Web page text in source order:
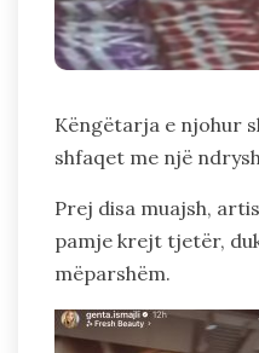
Këngëtarja e njohur
shfaqet me një
Prej disa muajsh,
pamje krejt tjetër,
mëparshëm.